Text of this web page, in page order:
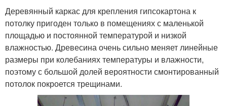
Деревянный каркас для крепления гипсокартона к
потолку пригоден только в помещениях с маленькой
площадью и постоянной температурой и низкой
влажностью. Древесина очень сильно меняет линейные
размеры при колебаниях температуры и влажности,
поэтому с большой долей вероятности смонтированный
потолок покроется трещинами.